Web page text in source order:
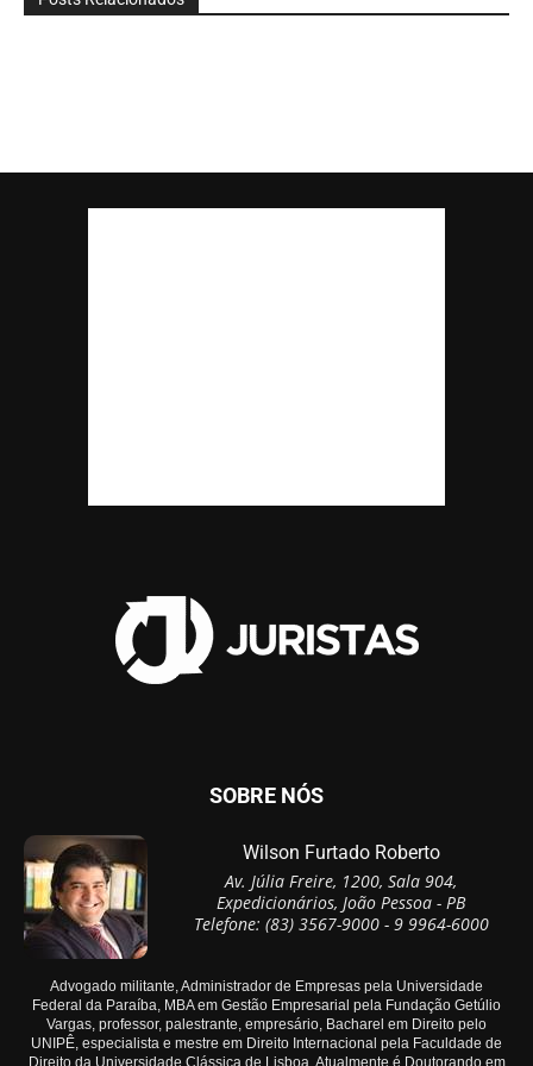
SOBRE NÓS
Wilson Furtado Roberto
Av. Júlia Freire, 1200, Sala 904,
Expedicionários, João Pessoa - PB
Telefone: (83) 3567-9000 - 9 9964-6000
Advogado militante, Administrador de Empresas pela Universidade
Federal da Paraíba, MBA em Gestão Empresarial pela Fundação Getúlio
Vargas, professor, palestrante, empresário, Bacharel em Direito pelo
UNIPÊ, especialista e mestre em Direito Internacional pela Faculdade de